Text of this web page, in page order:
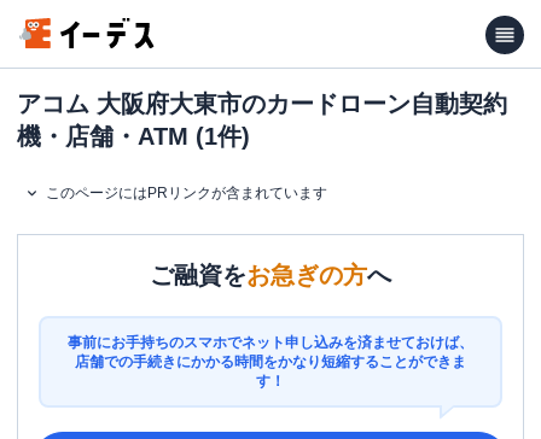
アコム 大阪府大東市のカードローン自動契約
機・店舗・ATM (1件)
このページにはPRリンクが含まれています
ご融資をお急ぎの方へ
事前にお手持ちのスマホでネット申し込みを済ませておけば、
店舗での手続きにかかる時間をかなり短縮することができま
す！